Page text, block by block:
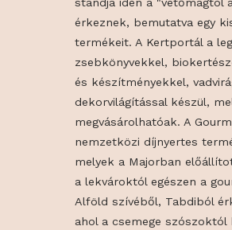
A Kertportál
standja idén a
érkeznek,
termékeit. A
és
nemzetközi